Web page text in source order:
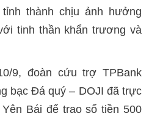
thành chịu ảnh hưởng
tinh thần khẩn trương và
9, đoàn cứu trợ TPBank
bạc Đá quý – DOJI đã trực
Bái để trao số tiền 500